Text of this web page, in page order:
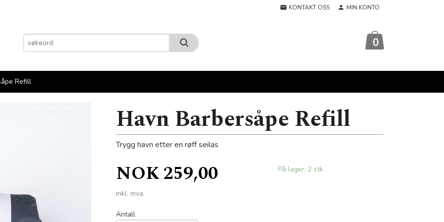
KONTAKT OSS MIN KONTO
0
Refill
Havn Barbersåpe Refill
Trygg havn etter en røff seilas
Pris
NOK259,00
inkl. mva.
På lager: 2 stk.
Antall